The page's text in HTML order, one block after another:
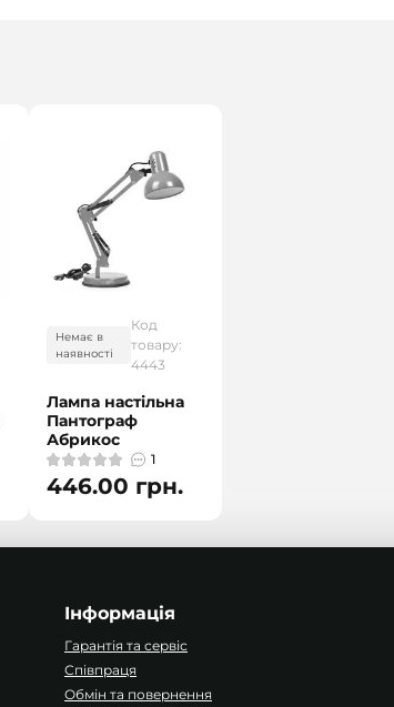
Немає в
наявності
Код
товару:
4443
Лампа настільна
Пантограф
Абрикос
1
446.00 грн.
Інформація
Гарантія та сервіс
Співпраця
Обмін та повернення